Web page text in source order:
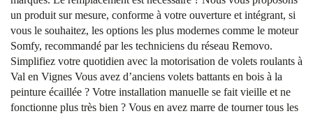
un produit sur mesure, conforme à votre ouverture et intégrant, si
vous le souhaitez, les options les plus modernes comme le moteur
Somfy, recommandé par les techniciens du réseau Removo.
Simplifiez votre quotidien avec la motorisation de volets roulants à
Val en Vignes Vous avez d’anciens volets battants en bois à la
peinture écaillée ? Votre installation manuelle se fait vieille et ne
fonctionne plus très bien ? Vous en avez marre de tourner tous les